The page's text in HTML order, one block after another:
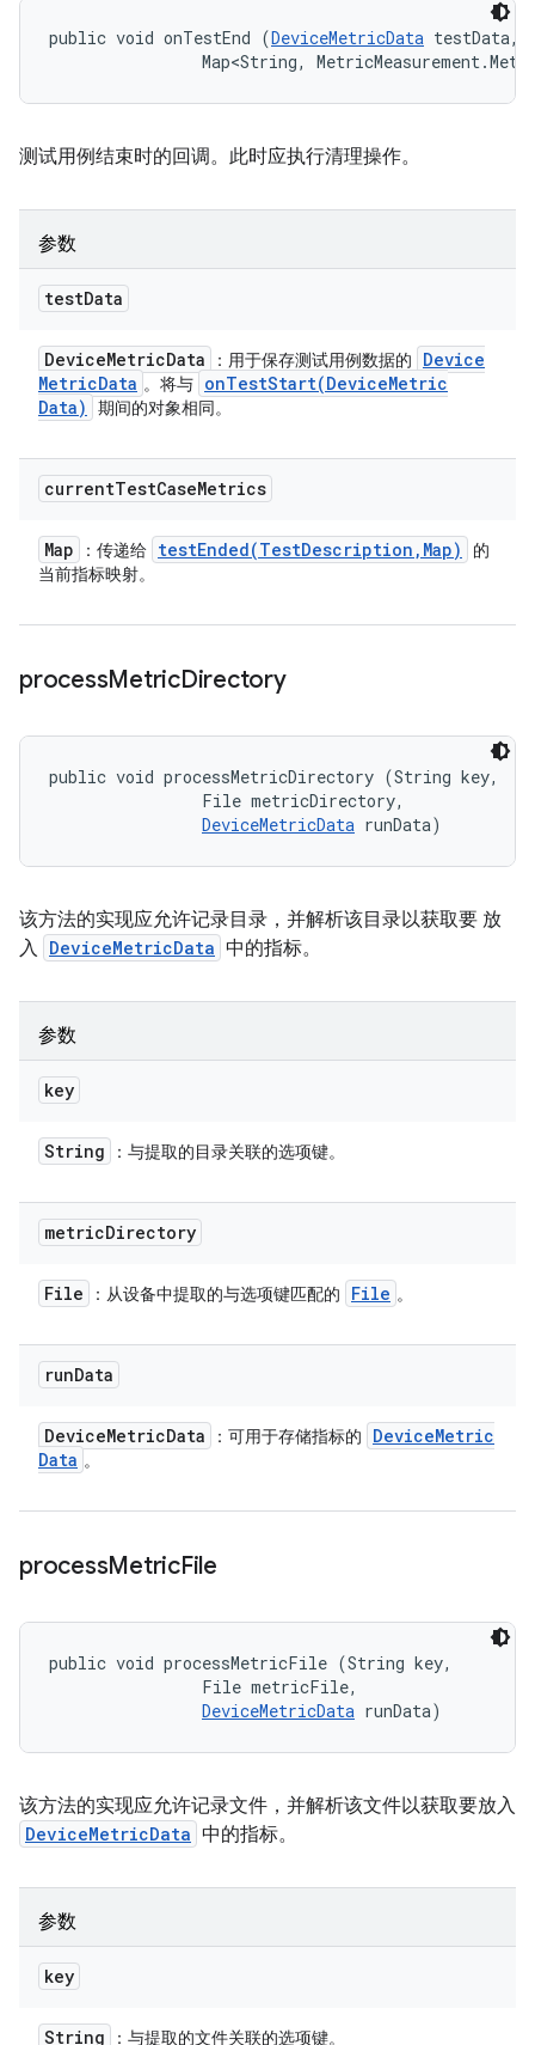
public void onTestEnd (DeviceMetricData testData,
Map<String,
测试用例结束时的回调。此时应执行清理操作。
参数
testData
DeviceMetricData ：用于保存测试用例数据的
Device
MetricData 。将与 onTestStart(DeviceMetric
Data)
期间的对象相同。
currentTestCaseMetrics
Map ：传递给 testEnded(TestDescription , Map)
的
当前指标映射。
processMetricDirectory
public void processMetricDirectory (String key,
                File metricDirectory,
DeviceMetricData runData)
该方法的实现应允许记录目录，并解析该目录以获取要 放
入 DeviceMetricData 中的指标。
参数
key
String ：与提取的目录关联的选项键。
metricDirectory
File ：从设备中提取的与选项键匹配的 File 。
runData
DeviceMetricData ：可用于存储指标的 DeviceMetric
Data 。
processMetricFile
public void processMetricFile (String key,
                File metricFile,
DeviceMetricData runData)
该方法的实现应允许记录文件，并解析该文件以获取要放入
DeviceMetricData 中的指标。
参数
key
String ：与提取的文件关联的选项键。